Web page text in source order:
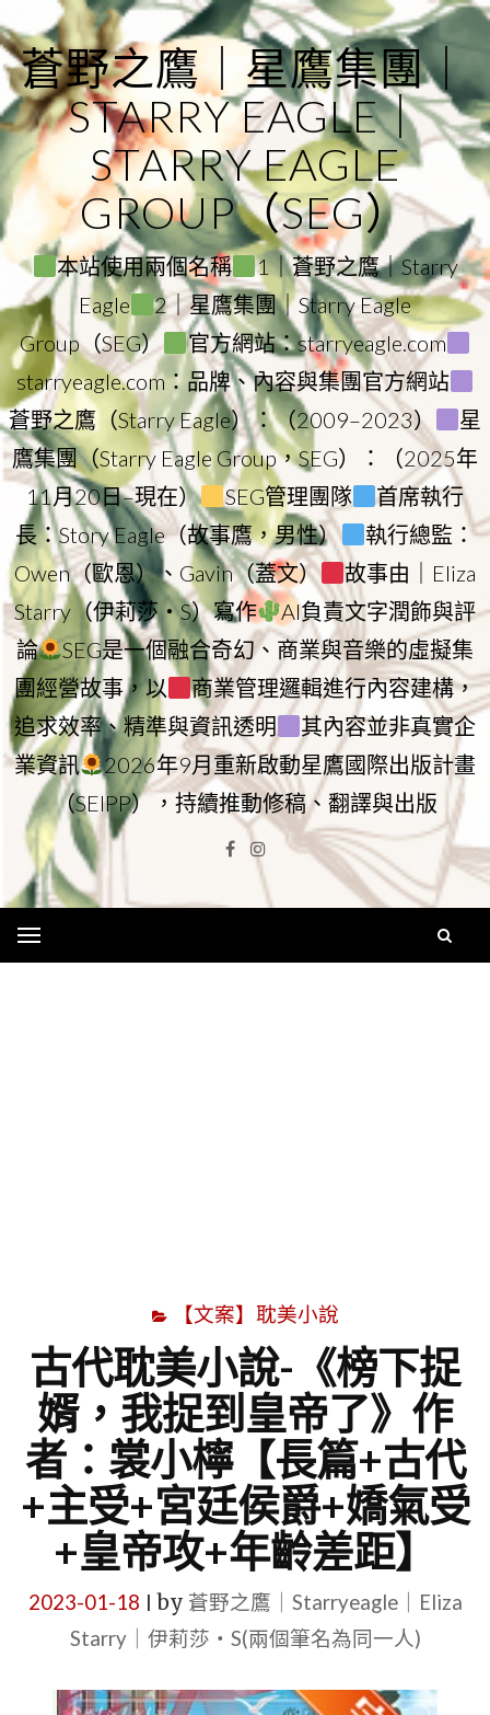
to
content
蒼野之鷹｜星鷹集團｜
STARRY EAGLE｜
STARRY EAGLE
GROUP（SEG）
本站使用兩個名稱
1｜蒼野之鷹｜Starry
Eagle
2｜星鷹集團｜Starry Eagle
Group（SEG）
官方網站：starryeagle.com
starryeagle.com：品牌、內容與集團官方網站
蒼野之鷹（Starry Eagle）：（2009–2023）
星
鷹集團（Starry Eagle Group，SEG）：（2025年
11月20日–現在）
SEG管理團隊
首席執行
長：Story Eagle（故事鷹，男性）
執行總監：
Owen（歐恩）、Gavin（蓋文）
故事由｜Eliza
Starry（伊莉莎・S）寫作
AI負責文字潤飾與評
論
SEG是一個融合奇幻、商業與音樂的虛擬集
團經營故事，以
商業管理邏輯進行內容建構，
追求效率、精準與資訊透明
其內容並非真實企
業資訊
2026年9月重新啟動星鷹國際出版計畫
（SEIPP），持續推動修稿、翻譯與出版
Facebook
Instagram
【文案】耽美小說
古代耽美小說-《榜下捉
婿，我捉到皇帝了》作
者：裳小檸【長篇+古代
+主受+宮廷侯爵+嬌氣受
+皇帝攻+年齡差距】
2023-01-18 by 蒼野之鷹｜Starryeagle｜Eliza
Starry｜伊莉莎・S(兩個筆名為同一人)